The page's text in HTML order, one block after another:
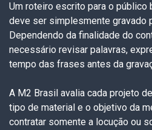
Um roteiro escrito para o público
deve ser simplesmente gravado
Dependendo da finalidade do
necessário revisar palavras,
tempo das frases antes da
A M2 Brasil avalia cada projeto
tipo de material e o objetivo da
contratar somente a locução ou